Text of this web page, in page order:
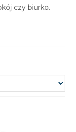
czy biurko.